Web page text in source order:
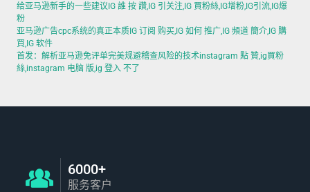
给亚马逊新手的一些建议IG 誰 按 讚,IG 引关注,IG 買粉絲,IG增粉,IG引流,IG爆
粉
亚马逊广告cpc系统的真正本质IG 订阅 购买,IG 如何 推广,IG 頻道 簡介,IG 購
買,IG 软件
首发：解析亚马逊免评单完美规避稽查风险的技术instagram 點 贊,ig買粉
絲,instagram 电脑 版,ig 登入 不了
6000+
服务客户